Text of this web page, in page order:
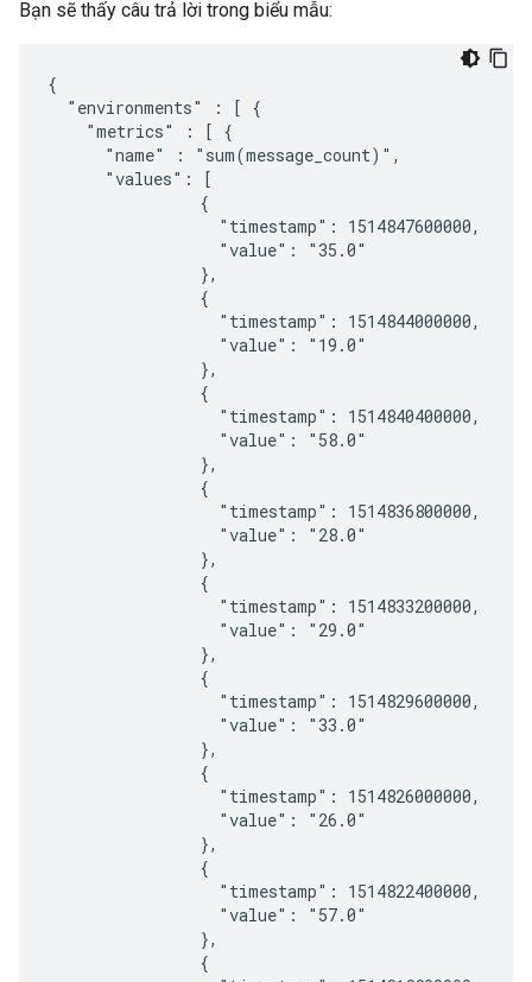
Bạn sẽ thấy câu trả lời trong biểu mẫu:
{
  "environments" : [ {
    "metrics" : [ {
      "name" : "sum(message_count)",
      "values": [
                {
                  "timestamp": 1514847600000,
                  "value": "35.0"
                },
                {
                  "timestamp": 1514844000000,
                  "value": "19.0"
                },
                {
                  "timestamp": 1514840400000,
                  "value": "58.0"
                },
                {
                  "timestamp": 1514836800000,
                  "value": "28.0"
                },
                {
                  "timestamp": 1514833200000,
                  "value": "29.0"
                },
                {
                  "timestamp": 1514829600000,
                  "value": "33.0"
                },
                {
                  "timestamp": 1514826000000,
                  "value": "26.0"
                },
                {
                  "timestamp": 1514822400000,
                  "value": "57.0"
                },
                {